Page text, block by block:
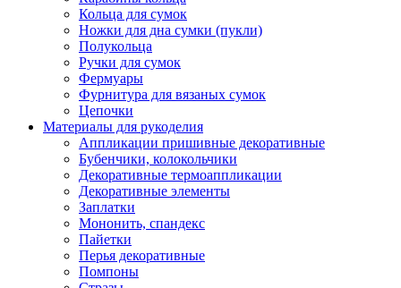
Кольца для сумок
Ножки для дна сумки (пукли)
Полукольца
Ручки для сумок
Фермуары
Фурнитура для вязаных сумок
Цепочки
Материалы для рукоделия
Аппликации пришивные декоративные
Бубенчики, колокольчики
Декоративные термоаппликации
Декоративные элементы
Заплатки
Мононить, спандекс
Пайетки
Перья декоративные
Помпоны